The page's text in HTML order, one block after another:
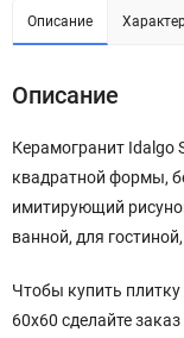
Описание
Описание
Керамогранит Idalgo
квадратной формы,
имитирующий
ванной, для
Чтобы купить
60x60 сделайте